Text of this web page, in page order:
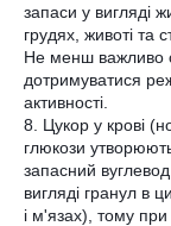
запаси у вигляді
грудях, животі та
Не менш важливо
дотримуватися
активності.
8. Цукор у крові
глюкози
запасний
вигляді гранул в
і м'язах), тому при